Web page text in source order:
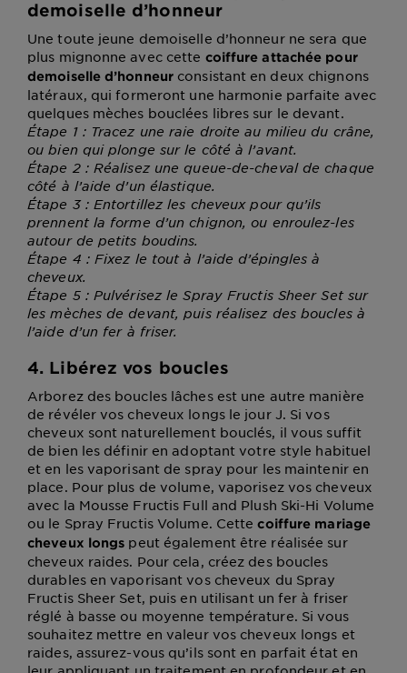
demoiselle d’honneur
Une toute jeune demoiselle d’honneur ne sera que
plus mignonne avec cette coiffure attachée pour
demoiselle d’honneur consistant en deux chignons
latéraux, qui formeront une harmonie parfaite avec
quelques mèches bouclées libres sur le devant.
Étape 1 : Tracez une raie droite au milieu du crâne,
ou bien qui plonge sur le côté à l’avant.
Étape 2 : Réalisez une queue-de-cheval de chaque
côté à l’aide d’un élastique.
Étape 3 : Entortillez les cheveux pour qu’ils
prennent la forme d’un chignon, ou enroulez-les
autour de petits boudins.
Étape 4 : Fixez le tout à l’aide d’épingles à
cheveux.
Étape 5 : Pulvérisez le Spray Fructis Sheer Set sur
les mèches de devant, puis réalisez des boucles à
l’aide d’un fer à friser.
4. Libérez vos boucles
Arborez des boucles lâches est une autre manière
de révéler vos cheveux longs le jour J. Si vos
cheveux sont naturellement bouclés, il vous suffit
de bien les définir en adoptant votre style habituel
et en les vaporisant de spray pour les maintenir en
place. Pour plus de volume, vaporisez vos cheveux
avec la Mousse Fructis Full and Plush Ski-Hi Volume
ou le Spray Fructis Volume. Cettecoiffure mariage
cheveux longs peut également être réalisée sur
cheveux raides. Pour cela, créez des boucles
durables en vaporisant vos cheveux du Spray
Fructis Sheer Set, puis en utilisant un fer à friser
réglé à basse ou moyenne température. Si vous
souhaitez mettre en valeur vos cheveux longs et
raides, assurez-vous qu’ils sont en parfait état en